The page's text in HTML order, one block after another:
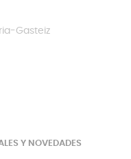
Gasteiz
Y NOVEDADES